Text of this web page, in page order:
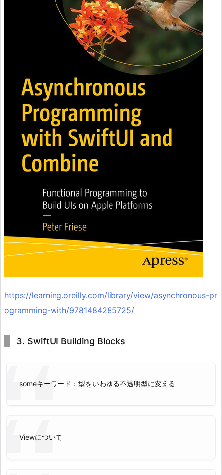
https://learning.oreilly.com/library/view/asynchronous-pr
ogramming-with/9781484285725/
3. SwiftUI Building Blocks
someキーワード：型をいわゆる不透明型に変える
Viewについて